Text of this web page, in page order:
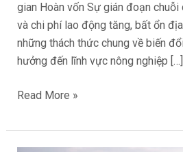
gian Hoàn vốn Sự gián đoạn chuỗi
và chi phí lao động tăng, bất ổn
những thách thức chung về biến
hưởng đến lĩnh vực nông nghiệp […]
Read More »